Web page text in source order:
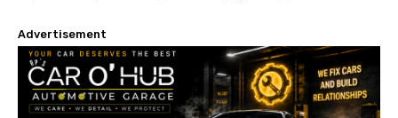
Advertisement